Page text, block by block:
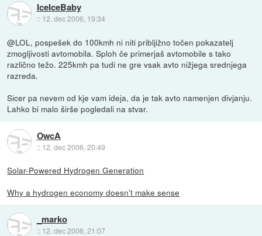
IceIceBaby
:: 12. dec 2006, 19:34
@LOL, pospešek do 100kmh ni niti pribljižno točen pokazatelj
zmogljivosti avtomobila. Sploh če primerjaš avtomobile s tako
različno težo. 225kmh pa tudi ne gre vsak avto nižjega srednjega
razreda.
Sicer pa nevem od kje vam ideja, da je tak avto namenjen divjanju.
Lahko bi malo širše pogledali na stvar.
OwcA
:: 12. dec 2006, 20:49
Solar-Powered Hydrogen Generation
Why a hydrogen economy doesn't make sense
_marko
:: 12. dec 2006, 21:07